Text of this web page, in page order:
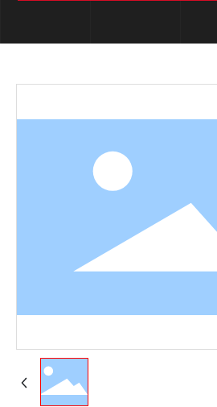
壁挂马桶系列
地漏系列